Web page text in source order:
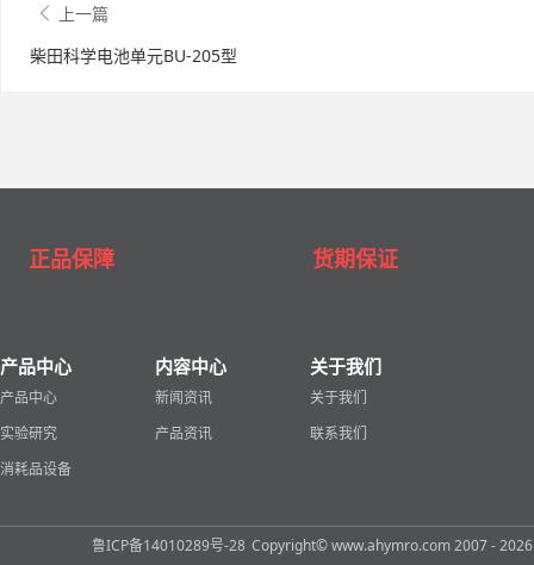
上一篇
柴田科学电池单元BU-205型
正品保障 货期保证
产品中心
产品中心
实验研究
消耗品设备
内容中心
新闻资讯
产品资讯
关于我们
关于我们
联系我们
鲁ICP备14010289号-28 Copyright© www.ahymro.com 2007 - 2026